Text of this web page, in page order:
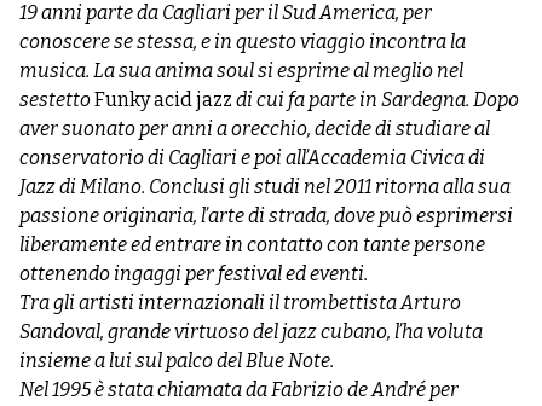
19 anni parte da Cagliari per il Sud America, per
conoscere se stessa, e in questo viaggio incontra la
musica. La sua anima soul si esprime al meglio nel
sestettoFunky acid jazz di cui fa parte in Sardegna. Dopo
aver suonato per anni a orecchio, decide di studiare al
conservatorio di Cagliari e poi all’Accademia Civica di
Jazz di Milano. Conclusi gli studi nel 2011 ritorna alla sua
passione originaria, l’arte di strada, dove può esprimersi
liberamente ed entrare in contatto con tante persone
ottenendo ingaggi per festival ed eventi.
Tra gli artisti internazionali il trombettista Arturo
Sandoval, grande virtuoso del jazz cubano, l’ha voluta
insieme a lui sul palco del Blue Note.
Nel 1995 è stata chiamata da Fabrizio de André per